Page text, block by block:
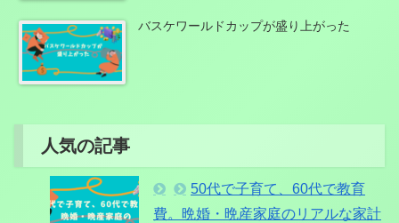
バスケワールドカップが盛り上がった
人気の記事
50代で子育て、60代で教育
費。晩婚・晩産家庭のリアルな家計